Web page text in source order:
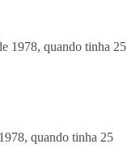
quando tinha 25